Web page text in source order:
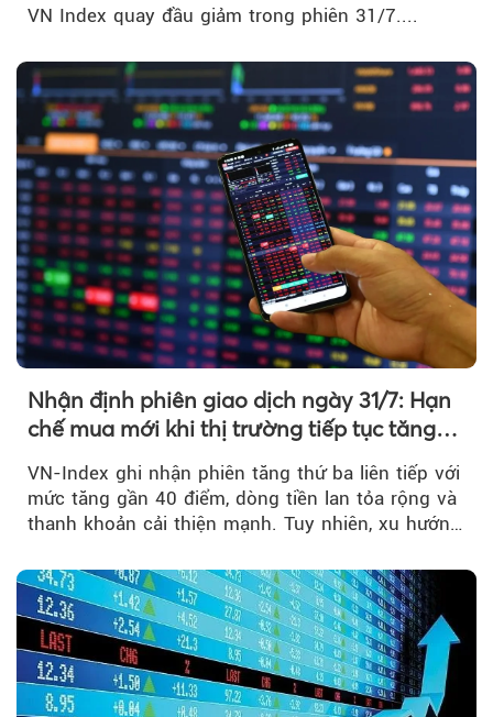
VN Index quay đầu giảm trong phiên 31/7....
Nhận định phiên giao dịch ngày 31/7: Hạn
chế mua mới khi thị trường tiếp tục tăng
VN-Index ghi nhận phiên tăng thứ ba liên tiếp với
mức tăng gần 40 điểm, dòng tiền lan tỏa rộng và
thanh khoản cải thiện mạnh. Tuy nhiên, xu hướng